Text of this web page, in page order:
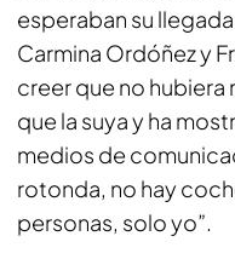
esperaban su
Carmina Ordóñez y
creer que no
que la suya y ha
medios de
rotonda, no hay
personas, solo yo”.